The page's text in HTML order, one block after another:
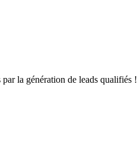
la génération de leads qualifiés !